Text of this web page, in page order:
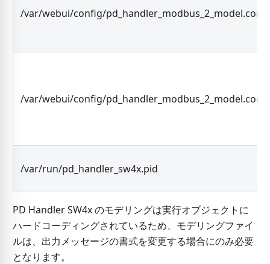
/var/webui/config/pd_handler_modbus_2_model.conf
/var/webui/config/
/var/run/pd_handler_sw4x.pid
PD Handler SW4x のモデリングは実行オブジェクトに
ハードコーディングされているため、モデリングファイ
ルは、出力メッセージの書式を変更する場合にのみ必要
となります。